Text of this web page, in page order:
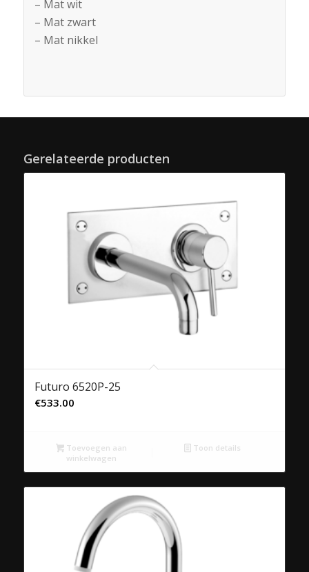
– Mat wit
– Mat zwart
– Mat nikkel
Gerelateerde producten
Futuro 6520P-25
€533.00
Toevoegen aan
winkelwagen
Toon details